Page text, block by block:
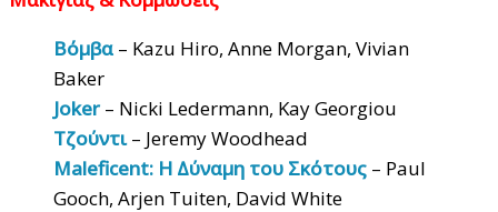
Βόμβα – Kazu Hiro, Anne Morgan, Vivian
Baker
Joker – Nicki Ledermann, Kay Georgiou
Τζούντι– Jeremy Woodhead
Maleficent: Η Δύναμη του Σκότους – Paul
Gooch, Arjen Tuiten, David White